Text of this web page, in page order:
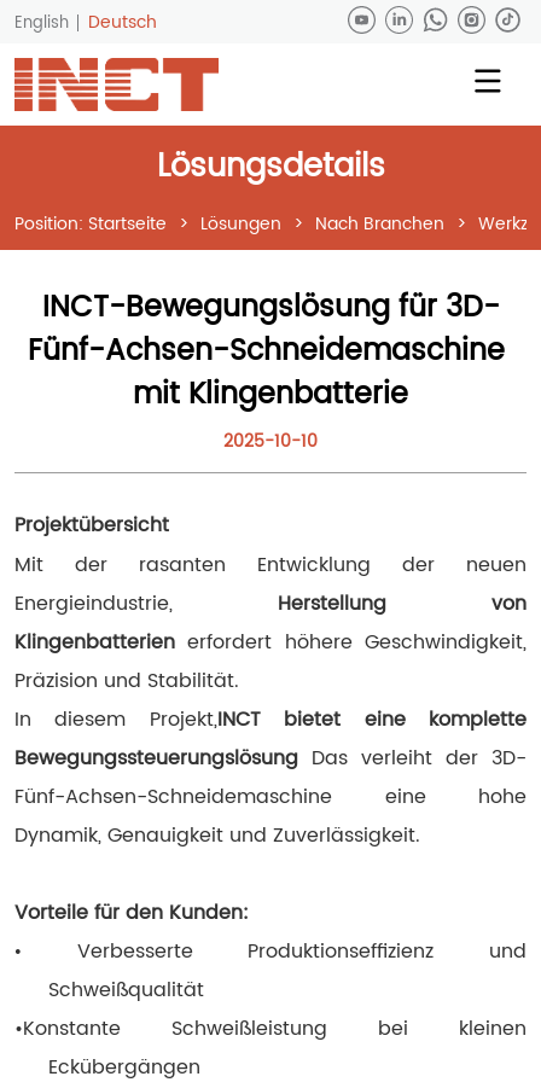
English Deutsch
Lösungsdetails
Position: Startseite > Lösungen > Nach Branchen >
INCT-Bewegungslösung für 3D-
Fünf-Achsen-Schneidemaschine
mit Klingenbatterie
2025-10-10
Projektübersicht
Mit der rasanten Entwicklung der neuen
Energieindustrie, Herstellung von
Klingenbatterien erfordert höhere Geschwindigkeit,
Präzision und Stabilität.
In diesem Projekt,INCT bietet eine komplette
Bewegungssteuerungslösung Das verleiht der 3D-
Fünf-Achsen-Schneidemaschine eine hohe
Dynamik, Genauigkeit und Zuverlässigkeit.
Vorteile für den Kunden:
•
Verbesserte Produktionseffizienz und
Schweißqualität
•Konstante Schweißleistung bei kleinen
Eckübergängen